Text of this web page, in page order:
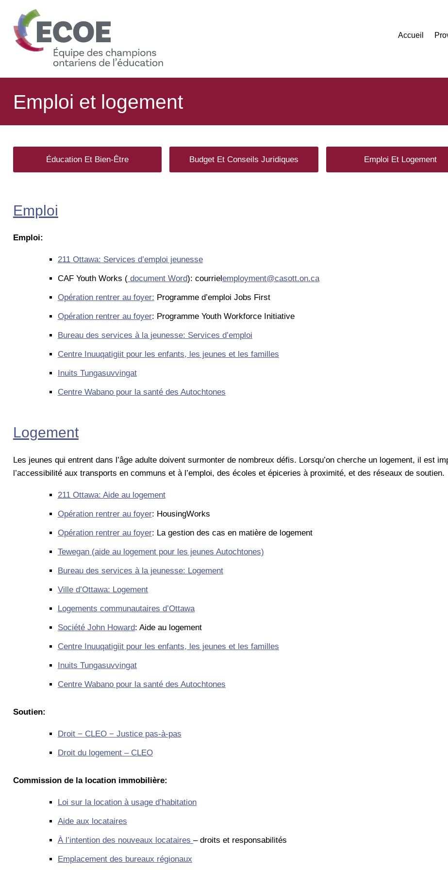
Accueil
Emploi et logement
Éducation Et Bien-Être Budget Et Conseils Juridiques Emploi Et Logement
Emploi
Emploi:
211 Ottawa: Services d’emploi jeunesse
CAF Youth Works (document Word): courrielemployment@casott.on.ca
Opération rentrer au foyer: Programme d’emploi Jobs First
Opération rentrer au foyer: Programme Youth Workforce Initiative
Bureau des services à la jeunesse: Services d’emploi
Centre Inuuqatigiit pour les enfants, les jeunes et les familles
Inuits Tungasuvvingat
Centre Wabano pour la santé des Autochtones
Logement
Les jeunes qui entrent dans l’âge adulte doivent surmonter de nombreux défis. Lorsqu’on cherche un logement, il est
l’accessibilité aux transports en communs et à l’emploi, des écoles et épiceries à proximité, et des réseaux de soutien.
211 Ottawa: Aide au logement
Opération rentrer au foyer: HousingWorks
Opération rentrer au foyer: La gestion des cas en matière de logement
Tewegan (aide au logement pour les jeunes Autochtones)
Bureau des services à la jeunesse: Logement
Ville d’Ottawa: Logement
Logements communautaires d’Ottawa
Société John Howard: Aide au logement
Centre Inuuqatigiit pour les enfants, les jeunes et les familles
Inuits Tungasuvvingat
Centre Wabano pour la santé des Autochtones
Soutien:
Droit − CLEO − Justice pas-à-pas
Droit du logement – CLEO
Commission de la location immobilière:
Loi sur la location à usage d’habitation
Aide aux locataires
À l’intention des nouveaux locataires – droits et responsabilités
Emplacement des bureaux régionaux